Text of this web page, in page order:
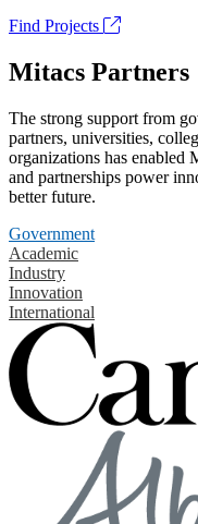
Find Projects
Mitacs Partners
The strong support from
partners, universities,
organizations has enabled
and partnerships power
better future.
Government
Academic
Industry
Innovation
International